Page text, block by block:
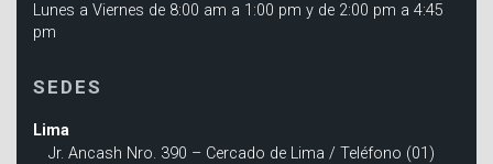
Lunes a Viernes de 8:00 am a 1:00 pm y de 2:00 pm a 4:45
pm
SEDES
Lima
Jr. Ancash Nro. 390 – Cercado de Lima / Teléfono (01)